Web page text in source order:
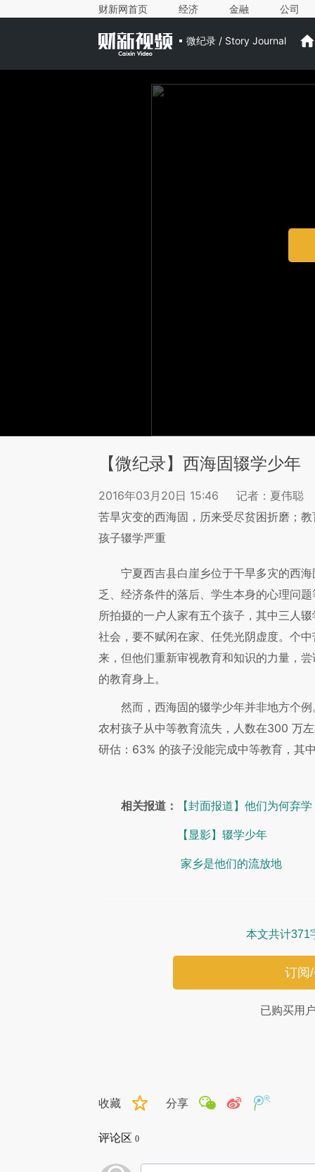
财新网首页 经济 金融 公司
微纪录 / Story Journal
【微纪录】西海固辍学少年
2016年03月20日 15:46
记者：夏伟聪
苦旱灾变的西海固，历来受尽贫困折磨；
孩子辍学严重
宁夏西吉县白崖乡位于干旱多灾的西
乏、经济条件的落后、学生本身的心理问
所拍摄的一户人家有五个孩子，其中三人
社会，要不赋闲在家、任凭光阴虚度。个
来，但他们重新审视教育和知识的力量，
的教育身上。
然而，西海固的辍学少年并非地方个
农村孩子从中等教育流失，人数在300 万
研估：63% 的孩子没能完成中等教育，其
相关报道： 【封面报道】他们为何弃学
【显影】辍学少年
家乡是他们的流放地
本文共计371
订阅
已购买用
收藏 分享
评论区 0